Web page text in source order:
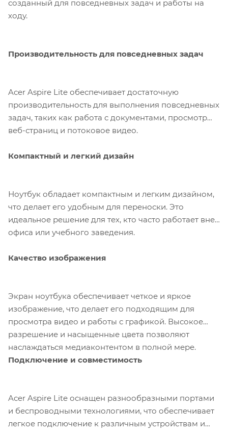
созданный для повседневных задач и работы на
ходу.
Производительность для повседневных задач
Acer Aspire Lite обеспечивает достаточную
производительность для выполнения повседневных
задач, таких как работа с документами, просмотр
веб-страниц и потоковое видео.
Компактный и легкий дизайн
Ноутбук обладает компактным и легким дизайном,
что делает его удобным для переноски. Это
идеальное решение для тех, кто часто работает вне
офиса или учебного заведения.
Качество изображения
Экран ноутбука обеспечивает четкое и яркое
изображение, что делает его подходящим для
просмотра видео и работы с графикой. Высокое
разрешение и насыщенные цвета позволяют
наслаждаться медиаконтентом в полной мере.
Подключение и совместимость
Acer Aspire Lite оснащен разнообразными портами
и беспроводными технологиями, что обеспечивает
легкое подключение к различным устройствам и